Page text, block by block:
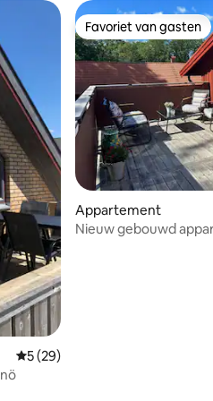
Gemiddelde beoordeling van 5
5 (29)
Favoriet van gasten
Favoriet van gasten
Appartement
Nieuw gebouwd